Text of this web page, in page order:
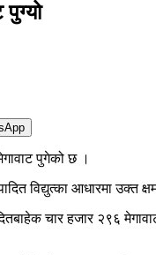
पुगेको छ ।
विद्युत्का आधारमा
चार हजार २९६